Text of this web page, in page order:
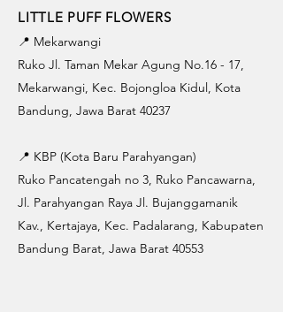
LITTLE PUFF FLOWERS
📍 Mekarwangi
Ruko Jl. Taman Mekar Agung No.16 - 17,
Mekarwangi, Kec. Bojongloa Kidul, Kota
Bandung, Jawa Barat 40237
📍 KBP (Kota Baru Parahyangan)
Ruko Pancatengah no 3, Ruko Pancawarna,
Jl. Parahyangan Raya Jl. Bujanggamanik
Kav., Kertajaya, Kec. Padalarang, Kabupaten
Bandung Barat, Jawa Barat 40553